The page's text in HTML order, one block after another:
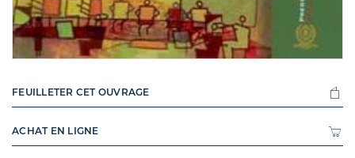
FEUILLETER CET OUVRAGE
ACHAT EN LIGNE